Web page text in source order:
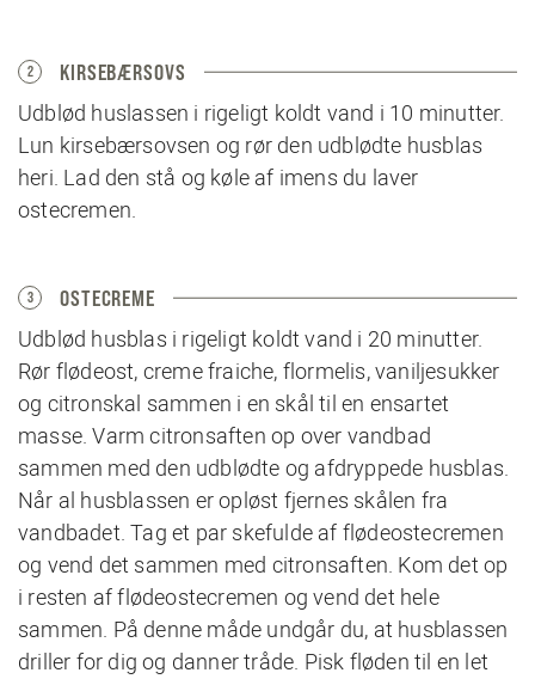
2 KIRSEBÆRSOVS
Udblød huslassen i rigeligt koldt vand i 10 minutter.
Lun kirsebærsovsen og rør den udblødte husblas
heri. Lad den stå og køle af imens du laver
ostecremen.
3 OSTECREME
Udblød husblas i rigeligt koldt vand i 20 minutter.
Rør flødeost, creme fraiche, flormelis, vaniljesukker
og citronskal sammen i en skål til en ensartet
masse. Varm citronsaften op over vandbad
sammen med den udblødte og afdryppede husblas.
Når al husblassen er opløst fjernes skålen fra
vandbadet. Tag et par skefulde af flødeostecremen
og vend det sammen med citronsaften. Kom det op
i resten af flødeostecremen og vend det hele
sammen. På denne måde undgår du, at husblassen
driller for dig og danner tråde. Pisk fløden til en let